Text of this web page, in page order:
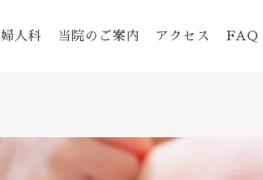
婦人科 当院のご案内 アクセス FAQ